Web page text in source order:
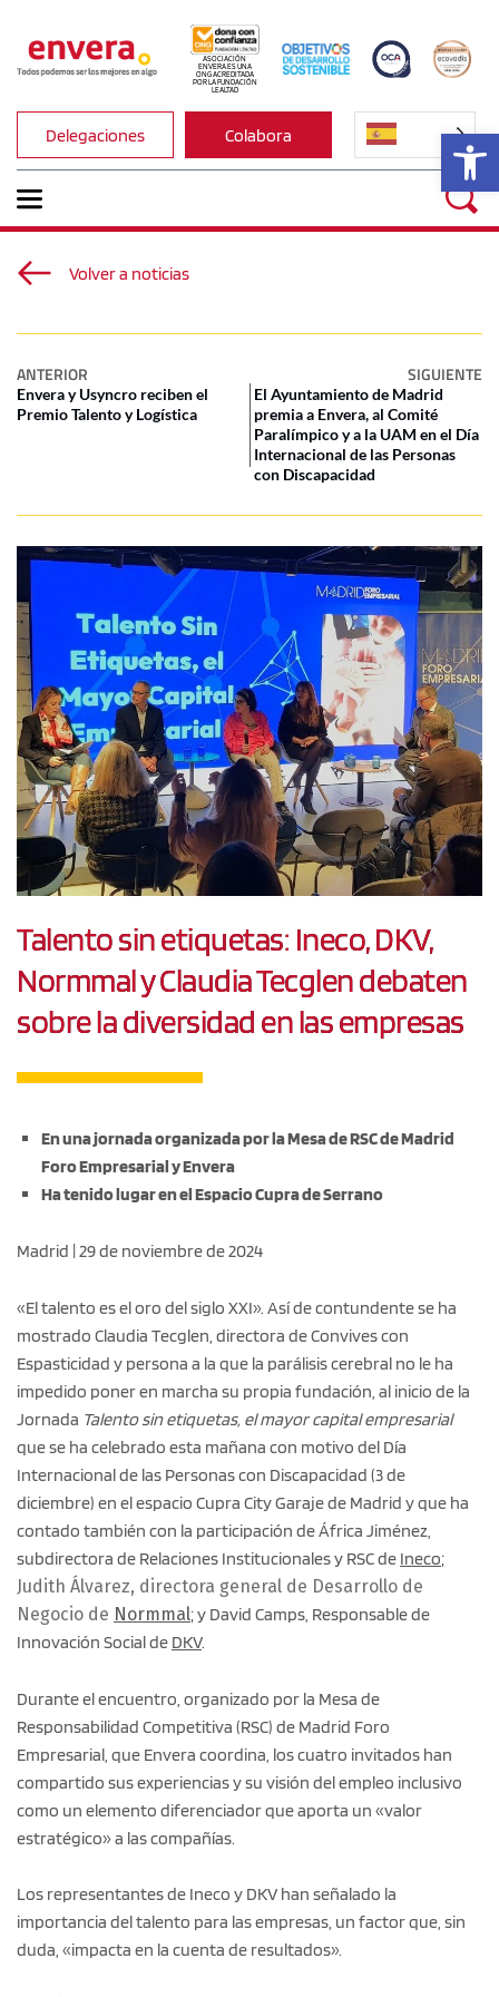
ASOCIACIÓN
ENVERA ES UNA
ONG ACREDITADA
POR LA FUNDACIÓN
LEALTAD
Delegaciones Colabora
Volver a noticias
ANTERIOR SIGUIENTE
Envera y Usyncro reciben el
Premio Talento y Logística
El Ayuntamiento de Madrid
premia a Envera, al Comité
Paralímpico y a la UAM en el Día
Internacional de las Personas
con Discapacidad
Talento sin etiquetas: Ineco, DKV,
Normmal y Claudia Tecglen debaten
sobre la diversidad en las empresas
En una jornada organizada por la Mesa de RSC de Madrid
Foro Empresarial y Envera
Ha tenido lugar en el Espacio Cupra de Serrano
Madrid | 29 de noviembre de 2024
«El talento es el oro del siglo XXI». Así de contundente se ha
mostrado Claudia Tecglen, directora de Convives con
Espasticidad y persona a la que la parálisis cerebral no le ha
impedido poner en marcha su propia fundación, al inicio de la
Jornada Talento sin etiquetas, el mayor capital empresarial
que se ha celebrado esta mañana con motivo del Día
Internacional de las Personas con Discapacidad (3 de
diciembre) en el espacio Cupra City Garaje de Madrid y que ha
contado también con la participación de África Jiménez,
subdirectora de Relaciones Institucionales y RSC de Ineco;
Judith Álvarez, directora general de Desarrollo de
Negocio de Normmal; y David Camps, Responsable de
Innovación Social de DKV.
Durante el encuentro, organizado por la Mesa de
Responsabilidad Competitiva (RSC) de Madrid Foro
Empresarial, que Envera coordina, los cuatro invitados han
compartido sus experiencias y su visión del empleo inclusivo
como un elemento diferenciador que aporta un «valor
estratégico» a las compañías.
Los representantes de Ineco y DKV han señalado la
importancia del talento para las empresas, un factor que, sin
duda, «impacta en la cuenta de resultados».